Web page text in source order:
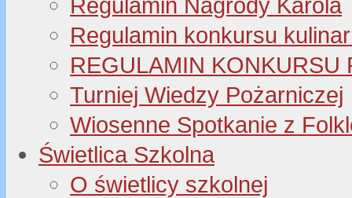
Regulamin konkursu
REGULAMIN KONKURSU
Turniej Wiedzy Pożarniczej
Wiosenne Spotkanie z
Świetlica Szkolna
O świetlicy szkolnej